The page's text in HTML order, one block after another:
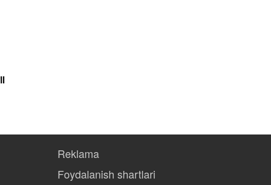
Reklama
Foydalanish shartlari